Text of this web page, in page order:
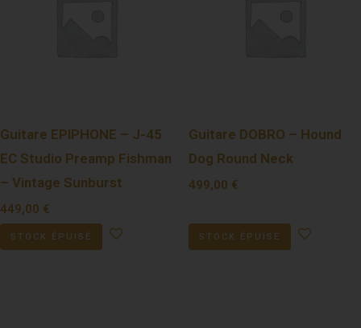
Guitare EPIPHONE – J-45
EC Studio Preamp Fishman
– Vintage Sunburst
449,00 €
STOCK ÉPUISÉ
Guitare DOBRO – Hound
Dog Round Neck
499,00 €
STOCK ÉPUISÉ